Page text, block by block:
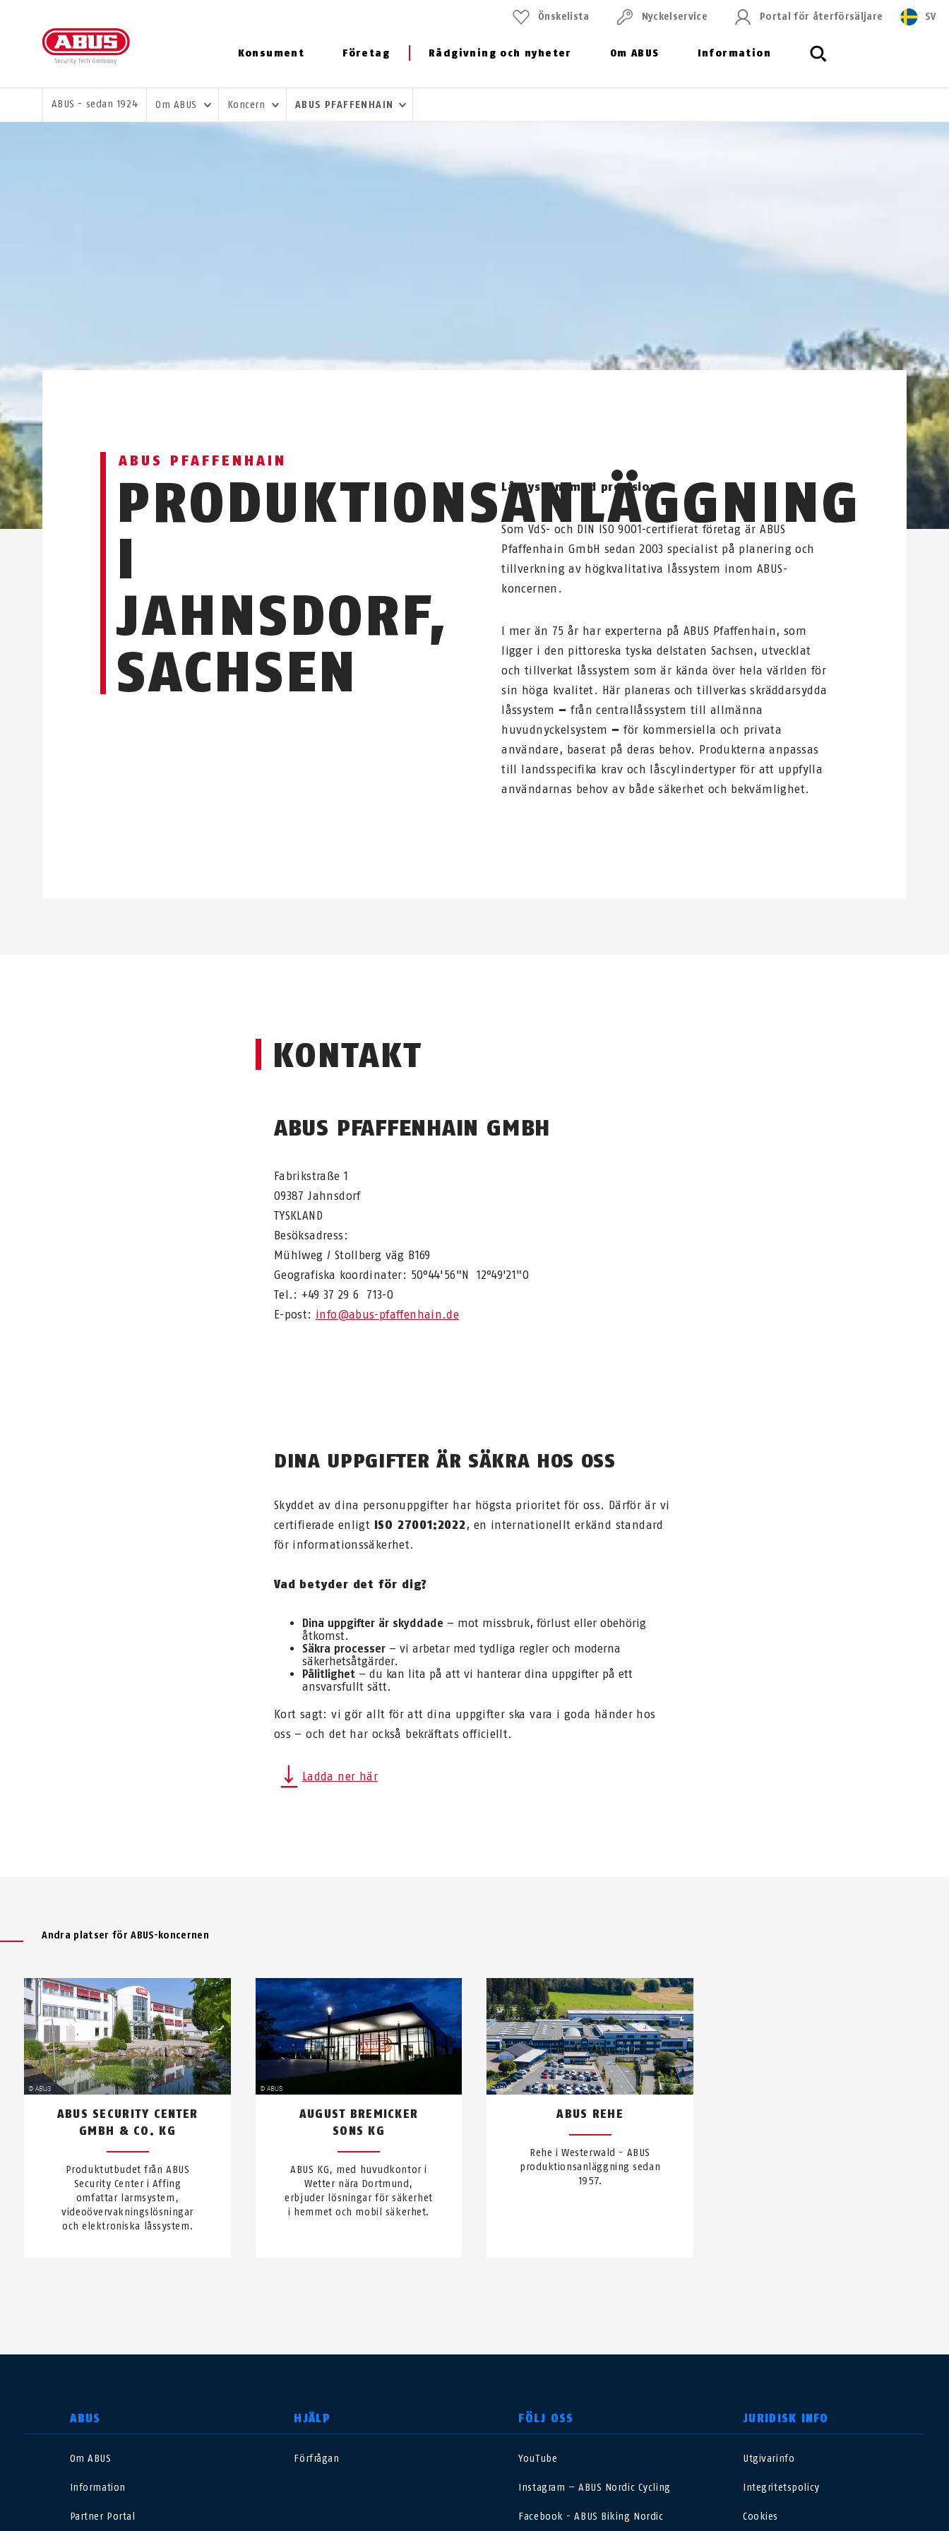
Konsument Företag Rådgivning och nyheter Om ABUS Information
Önskelista Nyckelservice Portal för återförsäljare SV
DU ÄR HÄR:
ABUS - sedan 1924 Om ABUS Koncern ABUS PFAFFENHAIN
ABUS PFAFFENHAIN
PRODUKTIONSANLÄGGNING
I
JAHNSDORF,
SACHSEN
Låssystem med precision
Som VdS- och DIN ISO 9001-certifierat företag är ABUS
Pfaffenhain GmbH sedan 2003 specialist på planering och
tillverkning av högkvalitativa låssystem inom ABUS-
koncernen.
I mer än 75 år har experterna på ABUS Pfaffenhain, som
ligger i den pittoreska tyska delstaten Sachsen, utvecklat
och tillverkat låssystem som är kända över hela världen för
sin höga kvalitet. Här planeras och tillverkas skräddarsydda
låssystem – från centrallåssystem till allmänna
huvudnyckelsystem – för kommersiella och privata
användare, baserat på deras behov. Produkterna anpassas
till landsspecifika krav och låscylindertyper för att uppfylla
användarnas behov av både säkerhet och bekvämlighet.
KONTAKT
ABUS PFAFFENHAIN GMBH
Fabrikstraße 1
09387 Jahnsdorf
TYSKLAND
Besöksadress:
Mühlweg / Stollberg väg B169
Geografiska koordinater: 50°44'56"N 12°49'21"O
Tel.: +49 37 29 6 713-0
E-post: info@abus-pfaffenhain.de
DINA UPPGIFTER ÄR SÄKRA HOS OSS
Skyddet av dina personuppgifter har högsta prioritet för oss. Därför är vi
certifierade enligt ISO 27001:2022, en internationellt erkänd standard
för informationssäkerhet.
Vad betyder det för dig?
Dina uppgifter är skyddade – mot missbruk, förlust eller obehörig
åtkomst.
Säkra processer– vi arbetar med tydliga regler och moderna
säkerhetsåtgärder.
Pålitlighet– du kan lita på att vi hanterar dina uppgifter på ett
ansvarsfullt sätt.
Kort sagt: vi gör allt för att dina uppgifter ska vara i goda händer hos
oss – och det har också bekräftats officiellt.
Ladda ner här
Andra platser för ABUS-koncernen
ABUS SECURITY CENTER
GMBH & CO. KG
Produktutbudet från ABUS
Security Center i Affing
omfattar larmsystem,
videoövervakningslösningar
och elektroniska låssystem.
AUGUST BREMICKER
SONS KG
ABUS KG, med huvudkontor i
Wetter nära Dortmund,
erbjuder lösningar för säkerhet
i hemmet och mobil säkerhet.
ABUS REHE
Rehe i Westerwald - ABUS
produktionsanläggning sedan
1957.
ABUS
Om ABUS
Information
Partner Portal
HJÄLP
Förfrågan
FÖLJ OSS
YouTube
Instagram – ABUS Nordic Cycling
Facebook - ABUS Biking Nordic
JURIDISK INFO
Utgivarinfo
Integritetspolicy
Cookies
SELECT COUNTRY
Canada
Nederland Polska